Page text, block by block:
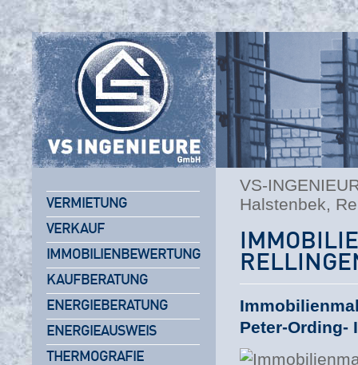
VS-
Halstenbek,
Peter-Ording-
VERMIETUNG
VERKAUF
IMMOBILIENBEWERTUNG
KAUFBERATUNG
ENERGIEBERATUNG
ENERGIEAUSWEIS
THERMOGRAFIE